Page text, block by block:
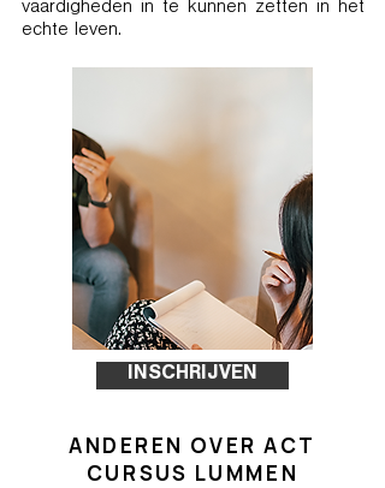
vaardigheden in te kunnen zetten in het
echte leven.
INSCHRIJVEN
ANDEREN OVER ACT
CURSUS LUMMEN